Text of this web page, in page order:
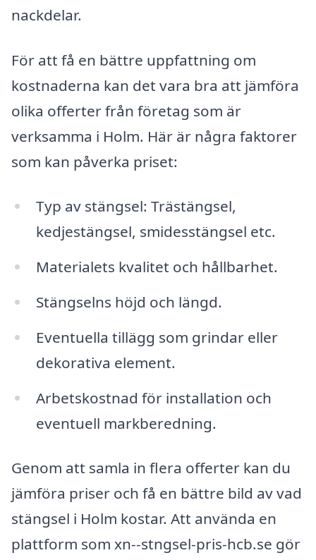
nackdelar.
För att få en bättre uppfattning om
kostnaderna kan det vara bra att jämföra
olika offerter från företag som är
verksamma i Holm. Här är några faktorer
som kan påverka priset:
Typ av stängsel: Trästängsel,
kedjestängsel, smidesstängsel etc.
Materialets kvalitet och hållbarhet.
Stängselns höjd och längd.
Eventuella tillägg som grindar eller
dekorativa element.
Arbetskostnad för installation och
eventuell markberedning.
Genom att samla in flera offerter kan du
jämföra priser och få en bättre bild av vad
stängsel i Holm kostar. Att använda en
plattform som xn--stngsel-pris-hcb.se gör